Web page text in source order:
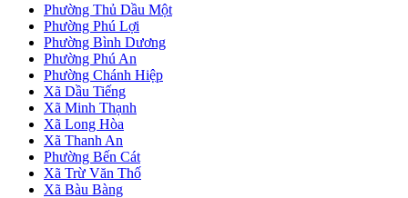
Phường Thủ Dầu Một
Phường Phú Lợi
Phường Bình Dương
Phường Phú An
Phường Chánh Hiệp
Xã Dầu Tiếng
Xã Minh Thạnh
Xã Long Hòa
Xã Thanh An
Phường Bến Cát
Xã Trừ Văn Thố
Xã Bàu Bàng